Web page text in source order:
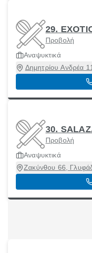
29.
Προβολή
Αναψυκτικά
Δημητρίου Ανδρέα
30.
Προβολή
Αναψυκτικά
Ζακύνθου 66,